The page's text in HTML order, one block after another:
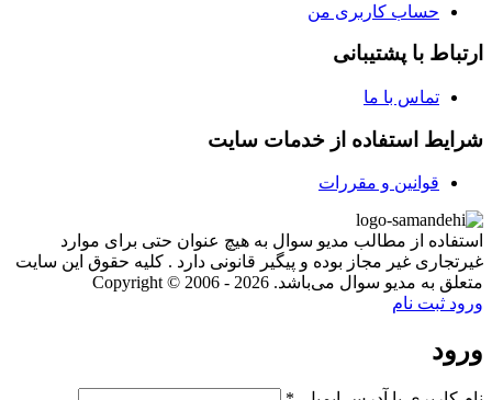
حساب کاربری من
ارتباط با پشتیبانی
تماس با ما
شرایط استفاده از خدمات سایت
قوانین و مقررات
استفاده از مطالب مدیو سوال به هیچ عنوان حتی برای موارد
غیرتجاری غیر مجاز بوده و پیگیر قانونی دارد . کلیه حقوق این سایت
متعلق به مدیو سوال می‌باشد. Copyright © 2006 - 2026
ورود ثبت نام
ورود